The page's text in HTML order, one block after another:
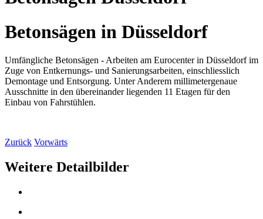
Betonsägen in Düsseldorf
Umfängliche Betonsägen - Arbeiten am Eurocenter in Düsseldorf im
Zuge von Entkernungs- und Sanierungsarbeiten, einschliesslich
Demontage und Entsorgung. Unter Anderem millimetergenaue
Ausschnitte in den übereinander liegenden 11 Etagen für den
Einbau von Fahrstühlen.
Zurück Vorwärts
Weitere Detailbilder